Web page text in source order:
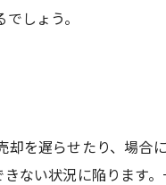
しょう。
を遅らせたり、場合
ない状況に陥ります